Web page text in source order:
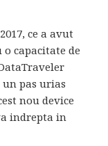
ce a avut
o capacitate de
un pas urias
nou device
indrepta in